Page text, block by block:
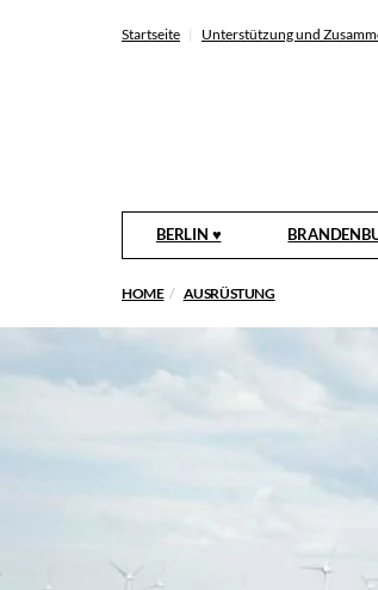
Startseite Unterstützung und
BERLIN ♥
HOME AUSRÜSTUNG